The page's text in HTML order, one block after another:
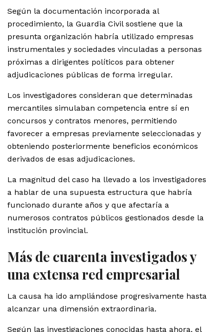
Según la documentación incorporada al
procedimiento, la Guardia Civil sostiene que la
presunta organización habría utilizado empresas
instrumentales y sociedades vinculadas a personas
próximas a dirigentes políticos para obtener
adjudicaciones públicas de forma irregular.
Los investigadores consideran que determinadas
mercantiles simulaban competencia entre sí en
concursos y contratos menores, permitiendo
favorecer a empresas previamente seleccionadas y
obteniendo posteriormente beneficios económicos
derivados de esas adjudicaciones.
La magnitud del caso ha llevado a los investigadores
a hablar de una supuesta estructura que habría
funcionado durante años y que afectaría a
numerosos contratos públicos gestionados desde la
institución provincial.
Más de cuarenta investigados y
una extensa red empresarial
La causa ha ido ampliándose progresivamente hasta
alcanzar una dimensión extraordinaria.
Según las investigaciones conocidas hasta ahora, el